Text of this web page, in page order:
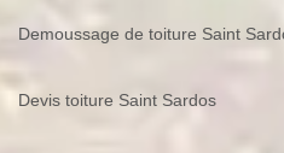
Demoussage de toiture Saint
Devis toiture Saint Sardos